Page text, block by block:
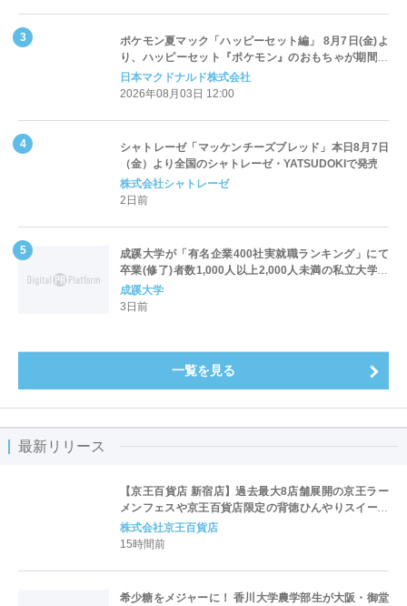
ポケモン夏マック「ハッピーセット編」 8月7日(金)よ
り、ハッピーセット『ポケモン』のおもちゃが期間限
定登場
日本マクドナルド株式会社
2026年08月03日 12:00
シャトレーゼ「マッケンチーズブレッド」本日8月7日
（金）より全国のシャトレーゼ・YATSUDOKIで発売
株式会社シャトレーゼ
2日前
成蹊大学が「有名企業400社実就職ランキング」にて
卒業(修了)者数1,000人以上2,000人未満の私立大学で
全国第1位を獲得！～実就職率は26.5%（前年比＋
4.3pt）に伸長、東京の私立大学でも10位にランクイン
成蹊大学
3日前
一覧を見る
最新リリース
【京王百貨店 新宿店】過去最大8店舗展開の京王ラー
メンフェスや京王百貨店限定の背徳ひんやりスイーツ
など、実演グルメが充実 過去最長21日間、計90店舗
出店の 「大北海道展」
株式会社京王百貨店
15時間前
希少糖をメジャーに！ 香川大学農学部生が大阪・御堂